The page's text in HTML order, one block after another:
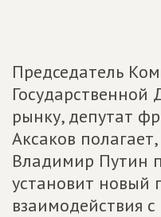
Председатель
рынку, депутат
Аксаков
Владимир Путин
установит новый
взаимодействия